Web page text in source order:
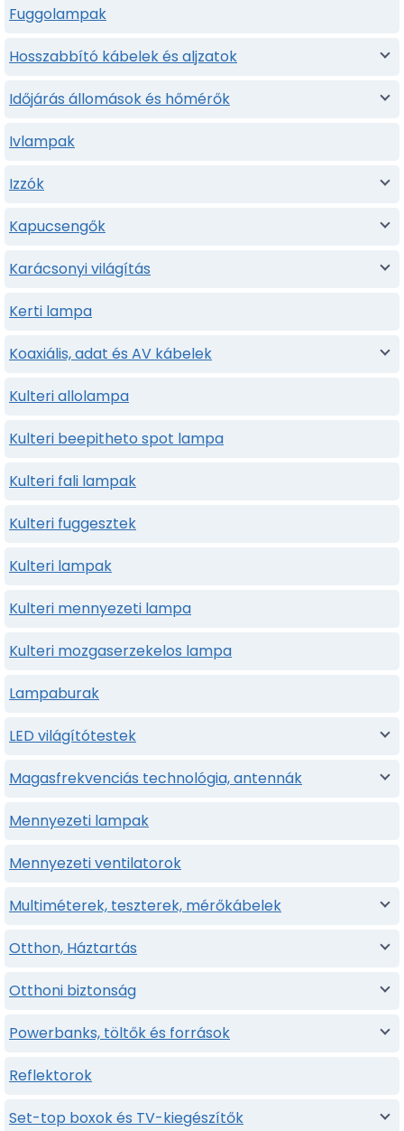
Fuggolampak
Hosszabbító kábelek és aljzatok
Időjárás állomások és hőmérők
Ivlampak
Izzók
Kapucsengők
Karácsonyi világítás
Kerti lampa
Koaxiális, adat és AV kábelek
Kulteri allolampa
Kulteri beepitheto spot lampa
Kulteri fali lampak
Kulteri fuggesztek
Kulteri lampak
Kulteri mennyezeti lampa
Kulteri mozgaserzekelos lampa
Lampaburak
LED világítótestek
Magasfrekvenciás technológia, antennák
Mennyezeti lampak
Mennyezeti ventilatorok
Multiméterek, teszterek, mérőkábelek
Otthon, Háztartás
Otthoni biztonság
Powerbanks, töltők és források
Reflektorok
Set-top boxok és TV-kiegészítők